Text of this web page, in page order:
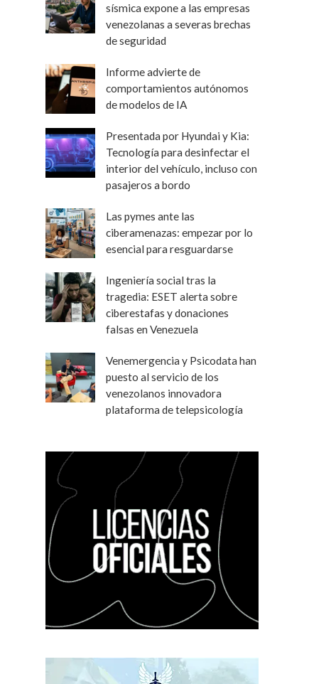
sísmica expone a las empresas
venezolanas a severas brechas
de seguridad
Informe advierte de
comportamientos autónomos
de modelos de IA
Presentada por Hyundai y Kia:
Tecnología para desinfectar el
interior del vehículo, incluso con
pasajeros a bordo
Las pymes ante las
ciberamenazas: empezar por lo
esencial para resguardarse
Ingeniería social tras la
tragedia: ESET alerta sobre
ciberestafas y donaciones
falsas en Venezuela
Venemergencia y Psicodata han
puesto al servicio de los
venezolanos innovadora
plataforma de telepsicología